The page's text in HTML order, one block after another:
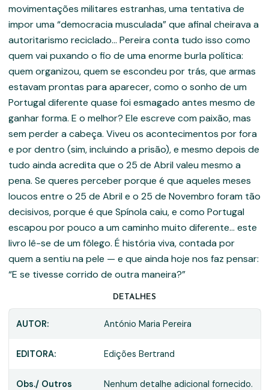
movimentações militares estranhas, uma tentativa de
impor uma “democracia musculada” que afinal cheirava a
autoritarismo reciclado… Pereira conta tudo isso como
quem vai puxando o fio de uma enorme burla política:
quem organizou, quem se escondeu por trás, que armas
estavam prontas para aparecer, como o sonho de um
Portugal diferente quase foi esmagado antes mesmo de
ganhar forma. E o melhor? Ele escreve com paixão, mas
sem perder a cabeça. Viveu os acontecimentos por fora
e por dentro (sim, incluindo a prisão), e mesmo depois de
tudo ainda acredita que o 25 de Abril valeu mesmo a
pena. Se queres perceber porque é que aqueles meses
loucos entre o 25 de Abril e o 25 de Novembro foram tão
decisivos, porque é que Spínola caiu, e como Portugal
escapou por pouco a um caminho muito diferente… este
livro lê-se de um fôlego. É história viva, contada por
quem a sentiu na pele — e que ainda hoje nos faz pensar:
“E se tivesse corrido de outra maneira?”
DETALHES
AUTOR: António Maria Pereira
EDITORA: Edições Bertrand
Obs./ Outros
Nenhum detalhe adicional fornecido.